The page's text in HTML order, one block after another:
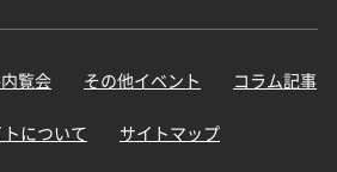
覧会 その他イベント コラム記事
について サイトマップ